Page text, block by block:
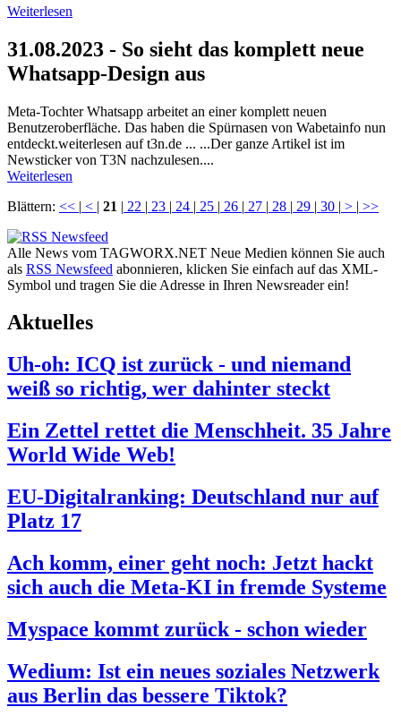
Weiterlesen
31.08.2023 - So sieht das komplett neue
Whatsapp-Design aus
Meta-Tochter Whatsapp arbeitet an einer komplett neuen
Benutzeroberfläche. Das haben die Spürnasen von Wabetainfo nun
entdeckt.weiterlesen auf t3n.de ... ...Der ganze Artikel ist im
Newsticker von T3N nachzulesen....
Weiterlesen
Blättern: << | < | 21 | 22 | 23 | 24 | 25 | 26 | 27 | 28 | 29 | 30 | > | >>
Alle News vom TAGWORX.NET Neue Medien können Sie auch
als RSS Newsfeed abonnieren, klicken Sie einfach auf das XML-
Symbol und tragen Sie die Adresse in Ihren Newsreader ein!
Aktuelles
Uh-oh: ICQ ist zurück - und niemand
weiß so richtig, wer dahinter steckt
Ein Zettel rettet die Menschheit. 35 Jahre
World Wide Web!
EU-Digitalranking: Deutschland nur auf
Platz 17
Ach komm, einer geht noch: Jetzt hackt
sich auch die Meta-KI in fremde Systeme
Myspace kommt zurück - schon wieder
Wedium: Ist ein neues soziales Netzwerk
aus Berlin das bessere Tiktok?